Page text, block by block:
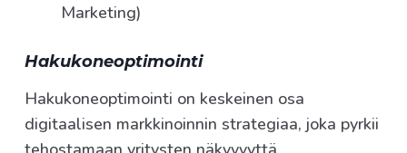
Marketing)
Hakukoneoptimointi
Hakukoneoptimointi on keskeinen osa
digitaalisen markkinoinnin strategiaa, joka pyrkii